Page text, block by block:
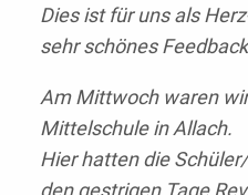
Dies ist für uns als
sehr schönes
Am Mittwoch waren
Mittelschule in Allach.
Hier hatten die